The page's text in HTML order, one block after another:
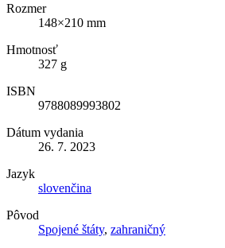
Rozmer
148×210 mm
Hmotnosť
327 g
ISBN
9788089993802
Dátum vydania
26. 7. 2023
Jazyk
slovenčina
Pôvod
Spojené štáty, zahraničný